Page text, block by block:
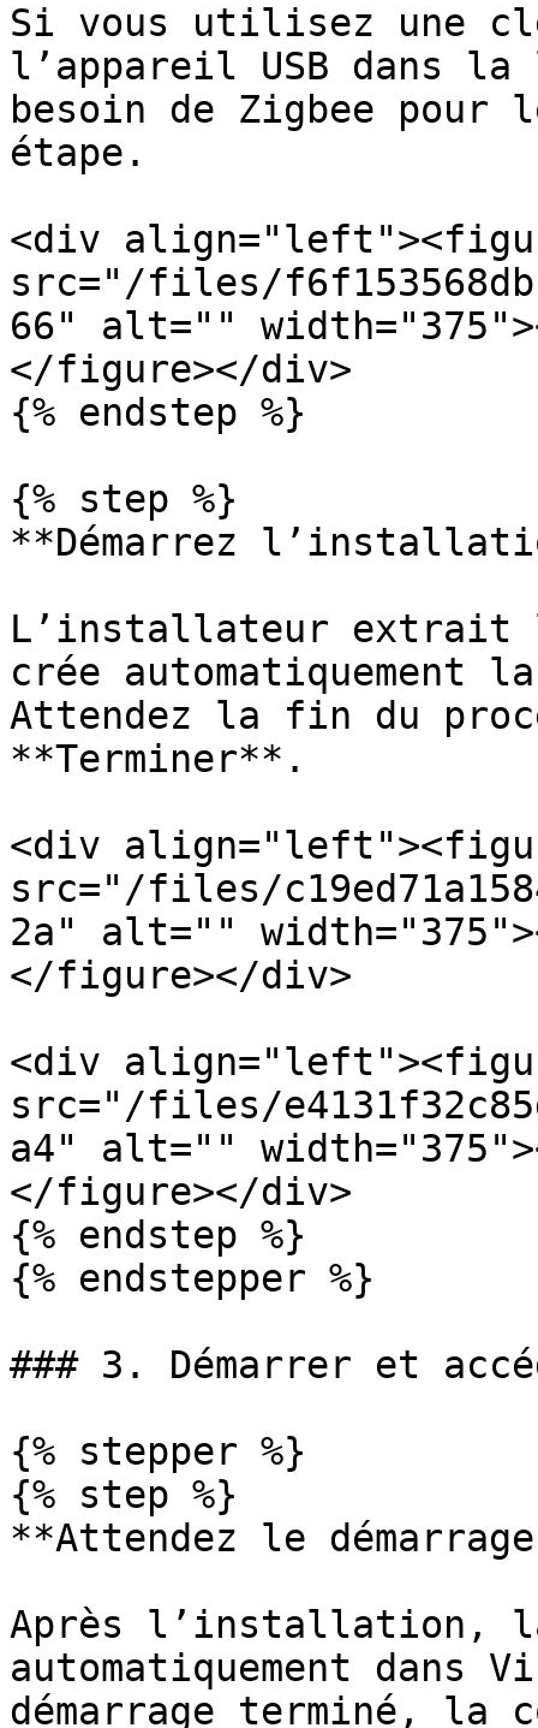
Si vous utilisez une
l’appareil USB dans
besoin de Zigbee pour
étape.
<div
src="/files/
66" alt=""
</figure></div>
{% endstep %}
{% step %}
**Démarrez
L’installateur extrait
crée automatiquement
Attendez la fin du
**Terminer**.
<div
src="/files/
2a" alt=""
</figure></div>
<div
src="/files/
a4" alt=""
</figure></div>
{% endstep %}
{% endstepper %}
### 3. Démarrer et
{% stepper %}
{% step %}
**Attendez le démarrage
Après l’installation,
automatiquement dans
démarrage terminé, la